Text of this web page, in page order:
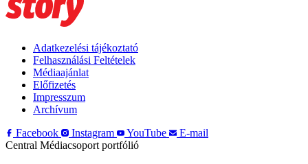
Adatkezelési tájékoztató
Felhasználási Feltételek
Médiaajánlat
Előfizetés
Impresszum
Archívum
Facebook
Instagram YouTube
E-mail
Central Médiacsoport portfólió